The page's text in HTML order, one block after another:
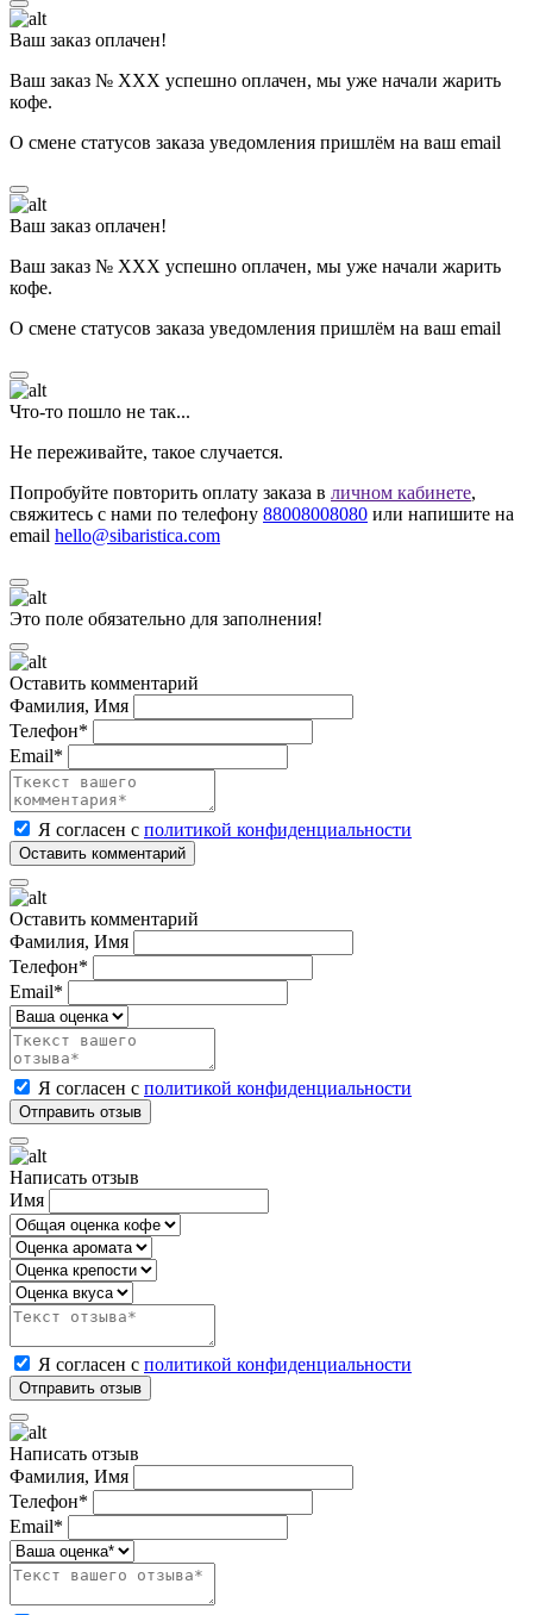
Ваш заказ оплачен!
Ваш заказ № ХХХ успешно оплачен, мы уже начали жарить
кофе.
О смене статусов заказа уведомления пришлём на ваш email
Ваш заказ оплачен!
Ваш заказ № ХХХ успешно оплачен, мы уже начали жарить
кофе.
О смене статусов заказа уведомления пришлём на ваш email
Что-то пошло не так...
Не переживайте, такое случается.
Попробуйте повторить оплату заказа в личном кабинете,
свяжитесь с нами по телефону 88008008080 или напишите на
email hello@sibaristica.com
Это поле обязательно для заполнения!
Оставить комментарий
Фамилия, Имя
Телефон*
Email*
Я согласен с политикой конфиденциальности
Оставить комментарий
Фамилия, Имя
Телефон*
Email*
Я согласен с политикой конфиденциальности
Написать отзыв
Имя
Я согласен с политикой конфиденциальности
Написать отзыв
Фамилия, Имя
Телефон*
Email*